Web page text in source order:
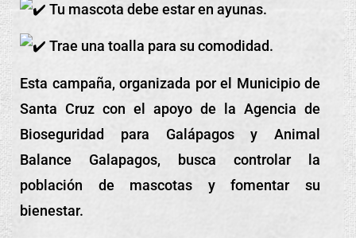
Tu mascota debe estar en ayunas.
Trae una toalla para su comodidad.
Esta campaña, organizada por el Municipio de
Santa Cruz con el apoyo de la Agencia de
Bioseguridad para Galápagos y Animal
Balance Galapagos, busca controlar la
población de mascotas y fomentar su
bienestar.